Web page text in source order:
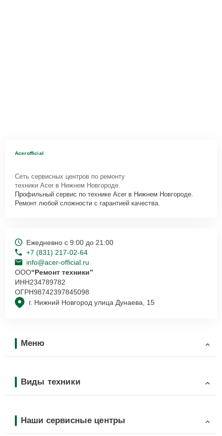
Acerofficial
Сеть сервисных центров по ремонту
техники Acer в Нижнем Новгороде.
Профильный сервис по технике Acer в Нижнем Новгороде.
Ремонт любой сложности с гарантией качества.
г. Нижний Новгород улица Дунаева, 15
Ежедневно с 9:00 до 21:00
+7 (831) 217-02-64
info@acer-official.ru
ООО“Ремонт техники”
ИНН234789782
ОГРН98742397845098
Меню
Виды техники
Наши сервисные центры